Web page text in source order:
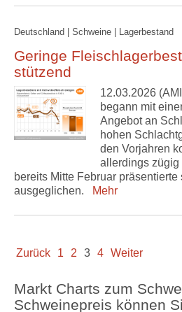
Deutschland | Schweine | Lagerbestand
Geringe
stützend
12.03.2026
begann mit
Angebot an
hohen
den Vorjahren
allerdings zügig
bereits Mitte Februar präsentierte
ausgeglichen.
Mehr
Zurück 1 2 3 4 Weiter
Markt Charts zum
Schweinepreis können